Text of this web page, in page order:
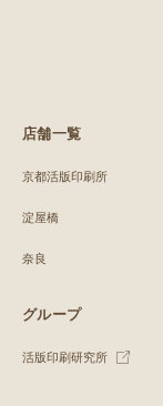
店舗一覧
京都活版印刷所
淀屋橋
奈良
グループ
活版印刷研究所